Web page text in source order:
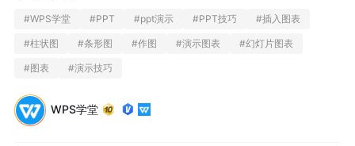
#WPS学堂 #PPT #ppt演示 #PPT技巧 #插入图表
#柱状图 #条形图 #作图 #演示图表 #幻灯片图表
#图表 #演示技巧
WPS学堂